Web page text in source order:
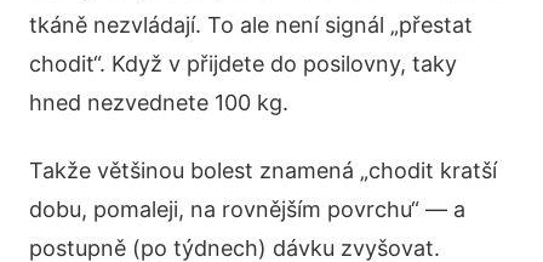
tkáně nezvládají. To ale není signál „přestat
chodit“. Když v přijdete do posilovny, taky
hned nezvednete 100 kg.
Takže většinou bolest znamená „chodit kratší
dobu, pomaleji, na rovnějším povrchu“ — a
postupně (po týdnech) dávku zvyšovat.